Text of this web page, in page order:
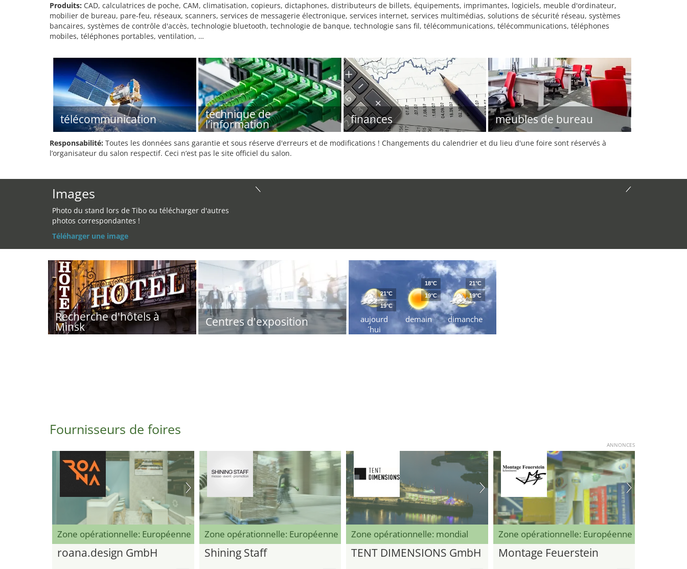
Produits: CAD, calculatrices de poche, CAM, climatisation, copieurs, dictaphones, distributeurs de billets, équipements, imprimantes, logiciels, meuble d'ordinateur,
mobilier de bureau, pare-feu, réseaux, scanners, services de messagerie électronique, services internet, services multimédias, solutions de sécurité réseau, systèmes
bancaires, systèmes de contrôle d'accès, technologie bluetooth, technologie de banque, technologie sans fil, télécommunications, télécommunications, téléphones
mobiles, téléphones portables, ventilation, …
télécommunication technique de
l’information finances meubles de bureau
Responsabilité: Toutes les données sans garantie et sous réserve d'erreurs et de modifications ! Changements du calendrier et du lieu d'une foire sont réservés à
l’organisateur du salon respectif. Ceci n’est pas le site officiel du salon.
Images
Photo du stand lors de Tibo ou télécharger d'autres
photos correspondantes !
Téléharger une image
Recherche d'hôtels à
Minsk Centres d'exposition
aujourd
´hui
21°C
19°C
demain
18°C
19°C
dimanche
21°C
19°C
Fournisseurs de foires
ANNONCES
Zone opérationnelle: Européenne
roana.design GmbH
Zone opérationnelle: Européenne
Shining Staff
Zone opérationnelle: mondial
TENT DIMENSIONS GmbH
Zone opérationnelle: Européenne
Montage Feuerstein